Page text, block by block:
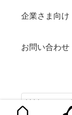
企業さま向け
お問い合わせ